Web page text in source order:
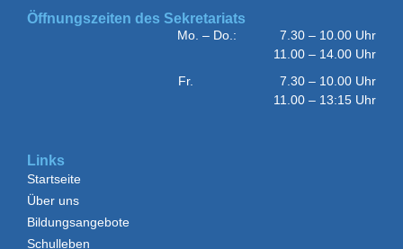
Öffnungszeiten des Sekretariats
Mo. – Do.: 7.30 – 10.00 Uhr
11.00 – 14.00 Uhr
Fr. 7.30 – 10.00 Uhr
11.00 – 13:15 Uhr
Links
Startseite
Über uns
Bildungsangebote
Schulleben